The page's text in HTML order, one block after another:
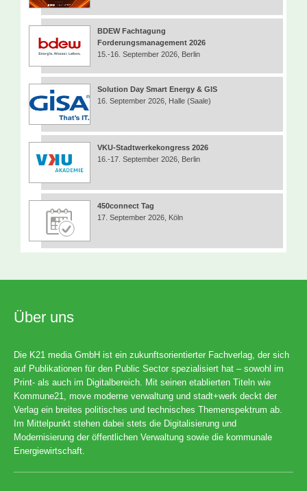
BDEW Fachtagung
Forderungsmanagement 2026
15.-16. September 2026, Berlin
Solution Day Smart Energy & GIS
16. September 2026, Halle (Saale)
VKU-Stadtwerkekongress 2026
16.-17. September 2026, Berlin
450connect Tag
17. September 2026, Köln
Über uns
Die K21 media GmbH ist ein zukunftsorientierter Fachverlag, der sich
auf Publikationen für den Public Sector spezialisiert hat – sowohl im
Print- als auch im Digitalbereich. Mit seinen etablierten Titeln wie
Kommune21, move moderne verwaltung und stadt+werk deckt der
Verlag ein breites politisches und technisches Themenspektrum ab.
Im Mittelpunkt stehen dabei stets die Digitalisierung und
Modernisierung der öffentlichen Verwaltung sowie die kommunale
Energiewirtschaft.